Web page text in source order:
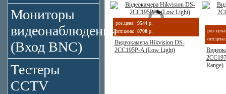
Мониторы
видеонаблюдения
(Вход BNC)
Тестеры
CCTV
роз.цена: 9544 р.
опт.цена:
8708 р.
Видеокамера Hikvision DS-
2CC195P-A (Low Light)
роз.цена:
опт.цена:
Range)